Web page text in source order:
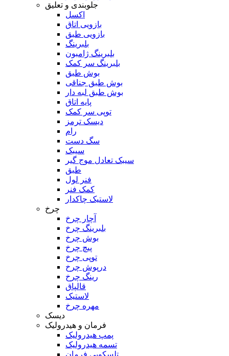
جلوبندی و تعلیق
اکسل
بازویی اتاق
بازویی طبق
بلبرینگ
بلبرینگ ژامبون
بلبرینگ سر کمک
بوش طبق
بوش طبق جناقی
بوش طبق لبه دار
پایه اتاق
توپی سر کمک
دیسک ترمز
رام
سگ دست
سیبک
سیبک تعادل موج گیر
طبق
فنر لول
کمک فنر
لاستیک چاکدار
چرخ
آچار چرخ
بلبرینگ چرخ
بوش چرخ
پیچ چرخ
توپی چرخ
درپوش چرخ
رینگ چرخ
قالپاق
لاستیک
مهره چرخ
دیسک
فرمان و هیدرولیک
پمپ هیدرولیک
تسمه هیدرولیک
تلسکوپی فرمان